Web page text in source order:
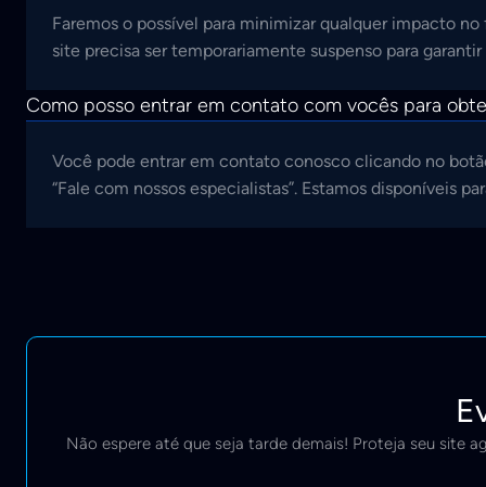
Faremos o possível para minimizar qualquer impacto
site precisa ser temporariamente suspenso para
Como posso entrar em contato com vocês para
Você pode entrar em contato conosco clicando no
“Fale com nossos especialistas”. Estamos disponíveis
Não espere até que seja tarde demais! Proteja seu site